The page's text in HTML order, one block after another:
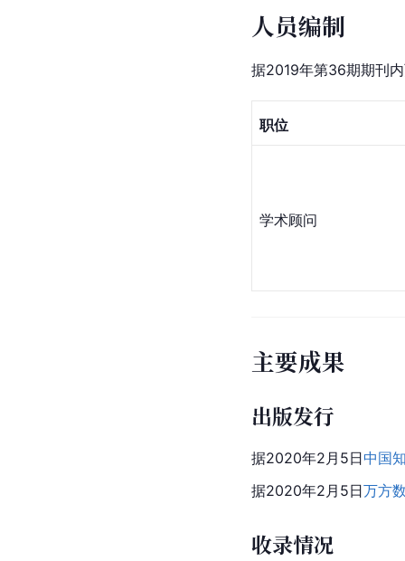
人员编制
据2019年第36期期刊
职位
学术顾问
主要成果
出版发行
据2020年2月5日中国
据2020年2月5日万方
收录情况